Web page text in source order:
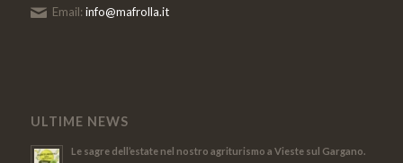
Email:info@mafrolla.it
ULTIME NEWS
Le sagre dell’estate nel nostro agriturismo a Vieste sul Gargano.